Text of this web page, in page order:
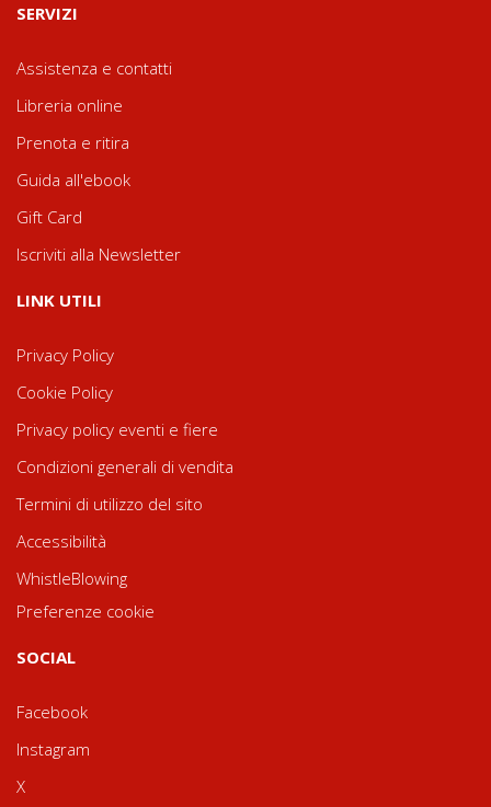
SERVIZI
Assistenza e contatti
Libreria online
Prenota e ritira
Guida all'ebook
Gift Card
Iscriviti alla Newsletter
LINK UTILI
Privacy Policy
Cookie Policy
Privacy policy eventi e fiere
Condizioni generali di vendita
Termini di utilizzo del sito
Accessibilità
WhistleBlowing
Preferenze cookie
SOCIAL
Facebook
Instagram
X